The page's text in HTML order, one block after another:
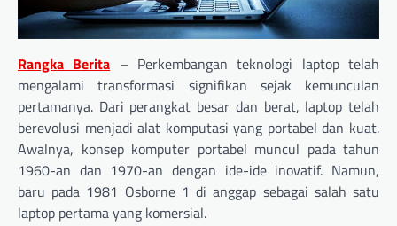
Rangka Berita – Perkembangan teknologi laptop telah
mengalami transformasi signifikan sejak kemunculan
pertamanya. Dari perangkat besar dan berat, laptop telah
berevolusi menjadi alat komputasi yang portabel dan kuat.
Awalnya, konsep komputer portabel muncul pada tahun
1960-an dan 1970-an dengan ide-ide inovatif. Namun,
baru pada 1981 Osborne 1 di anggap sebagai salah satu
laptop pertama yang komersial.